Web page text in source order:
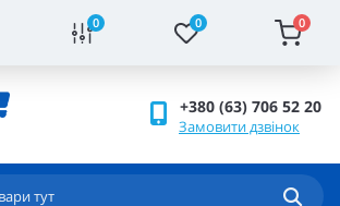
0 0 0
+380 (63) 706 52 20
Замовити дзвінок